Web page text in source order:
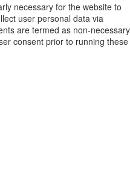
necessary for the website to
user personal data via
are termed as non-necessary
consent prior to running these